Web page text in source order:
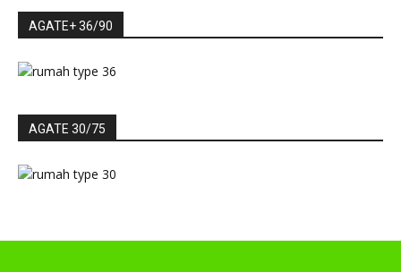
AGATE+ 36/90
AGATE 30/75